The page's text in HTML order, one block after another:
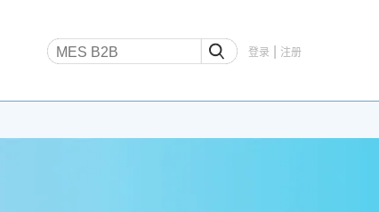
登录 注册